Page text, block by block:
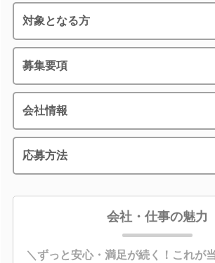
対象となる方
募集要項
会社情報
応募方法
会社・仕事の魅力
＼ずっと安心・満足が続く！これが